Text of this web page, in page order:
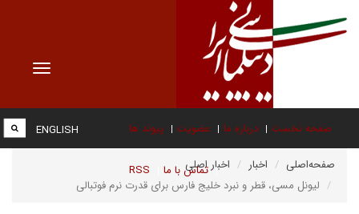
Toggle
صفحه نخست درباره ما عضویت پیوند ها
تماس با ما RSS
ENGLISH
صفحه‌اصلی اخبار
اخبار اصلی
لیونل مسی، قطر و نبرد خلیج فارس برای قدرت نرم فوتبالی